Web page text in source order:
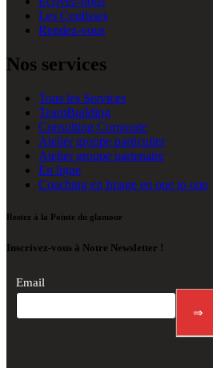
Les Coulisses
Rendez-vous
Nos services
Tous les Services
TeamBuilding
Consulting Corporate
Atelier groupe particulier
Atelier groupe partenaire
En ligne
Coaching en Image en one to one
Restez à la Pointe du glamour
Inscrivez-vous à Notre Newsletter !
Newsletter
footer
Email
⇒